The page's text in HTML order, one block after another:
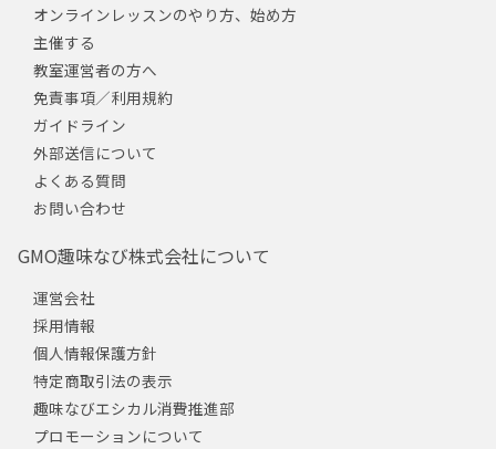
オンラインレッスンのやり方、始め方
主催する
教室運営者の方へ
免責事項／利用規約
ガイドライン
外部送信について
よくある質問
お問い合わせ
GMO趣味なび株式会社について
運営会社
採用情報
個人情報保護方針
特定商取引法の表示
趣味なびエシカル消費推進部
プロモーションについて